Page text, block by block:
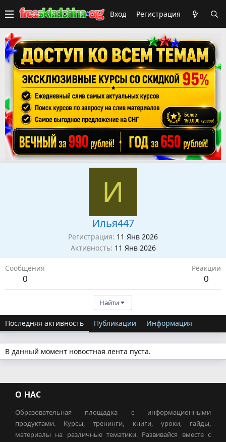
Вход Регистрация
И
Илья447
Регистрация 11 Янв 2026
Активность 11 Янв 2026
Сообщения
0
Реакции
0
Найти
Последняя активность Публикации Информация
В данный момент новостная лента пуста.
О НАС
Образовательная площадка с информационными
продуктами. Курсы, тренинги, книги, уроки, гайды,
материалы на различные тематики. Развивайся вместе с